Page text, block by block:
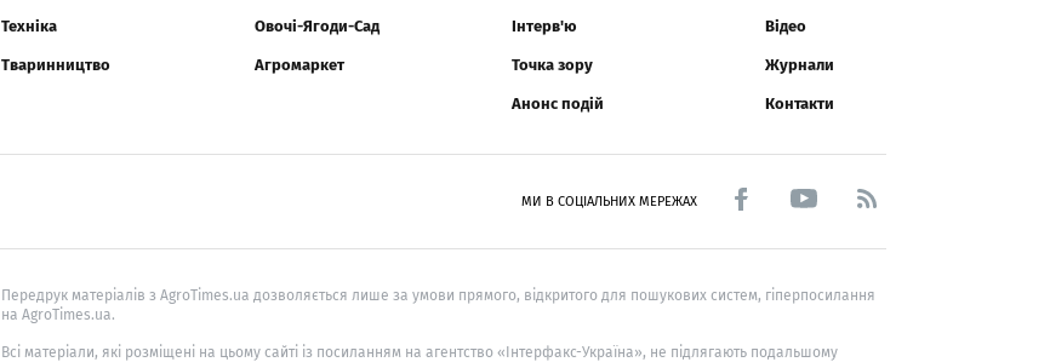
Техніка
Тваринництво
Овочі-Ягоди-Сад
Агромаркет
Інтерв'ю
Точка зору
Анонс подій
Відео
Журнали
Контакти
МИ В СОЦІАЛЬНИХ МЕРЕЖАХ
Передрук матеріалів з AgroTimes.ua дозволяється лише за умови прямого, відкритого для пошукових систем, гіперпосилання
на AgroTimes.ua.
Всі матеріали, які розміщені на цьому сайті із посиланням на агентство «Інтерфакс-Україна», не підлягають подальшому